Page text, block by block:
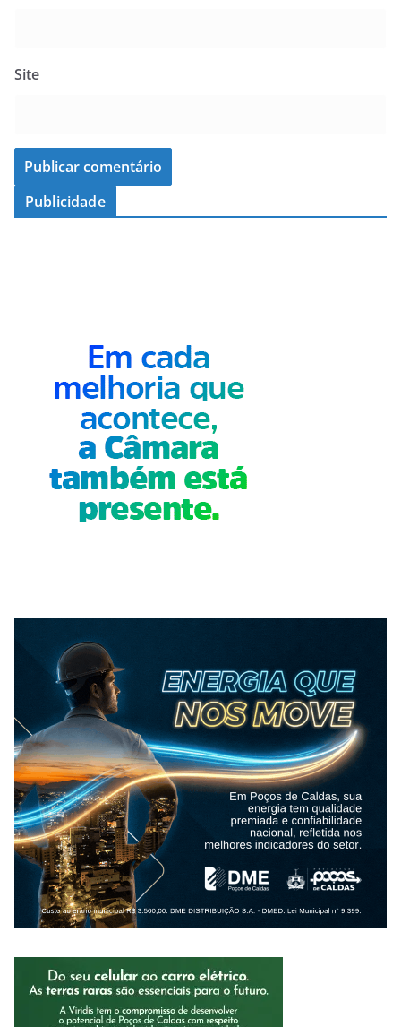
Site
Publicidade